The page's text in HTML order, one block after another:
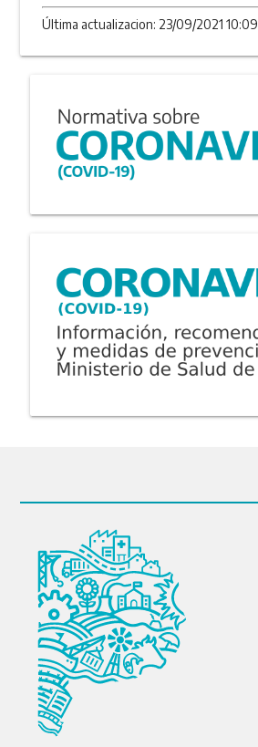
Última actualizacion: 23/09/2021 10:09